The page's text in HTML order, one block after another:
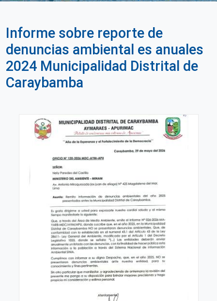
Informe sobre reporte de
denuncias ambiental es anuales
2024 Municipalidad Distrital de
Caraybamba